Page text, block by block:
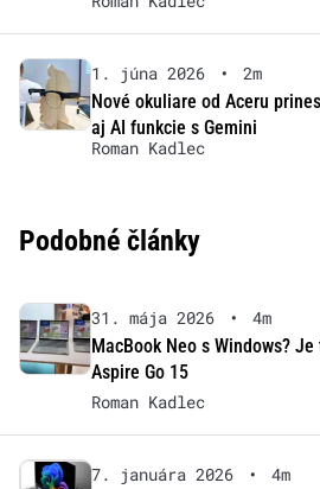
1. júna 2026 •
2m
Nové okuliare od Aceru
aj AI funkcie s Gemini
Roman Kadlec
Podobné články
31. mája 2026 •
4m
MacBook Neo s Windows?
Aspire Go 15
Roman Kadlec
7. januára 2026 •
4m